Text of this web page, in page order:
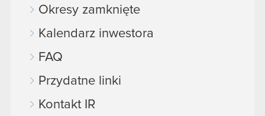
Okresy zamknięte
Kalendarz inwestora
FAQ
Przydatne linki
Kontakt IR